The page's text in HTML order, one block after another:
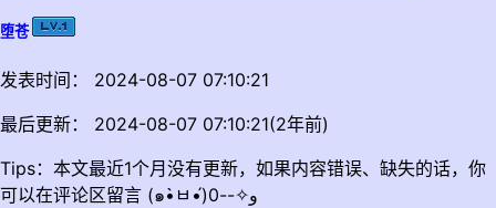
堕苍
发表时间： 2024-08-07 07:10:21
最后更新： 2024-08-07 07:10:21(2年前)
Tips：本文最近1个月没有更新，如果内容错误、缺失的话，你
可以在评论区留言 (๑•̀ㅂ•́)و✧--0